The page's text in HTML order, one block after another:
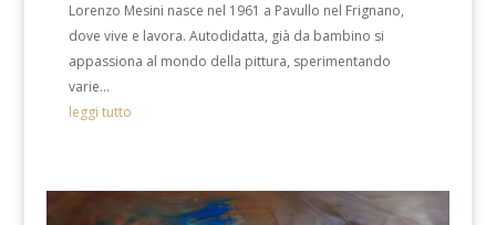
Lorenzo Mesini nasce nel 1961 a Pavullo nel Frignano,
dove vive e lavora. Autodidatta, già da bambino si
appassiona al mondo della pittura, sperimentando
varie...
leggi tutto